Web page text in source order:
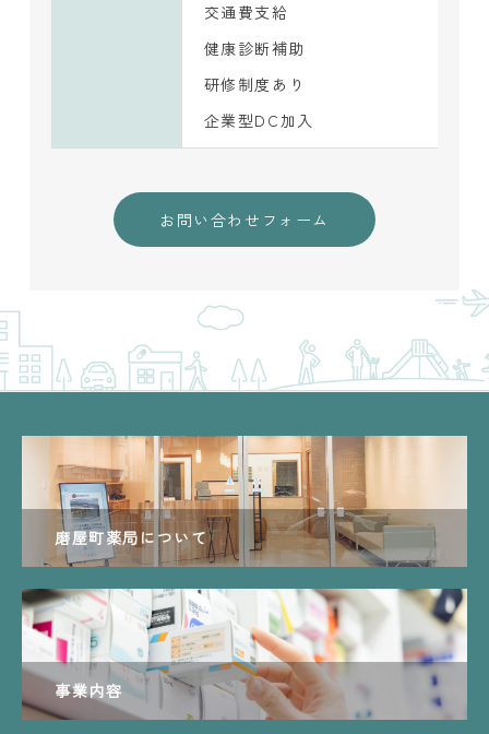
交通費支給
健康診断補助
研修制度あり
企業型DC加入
お問い合わせフォーム
磨屋町薬局について
事業内容